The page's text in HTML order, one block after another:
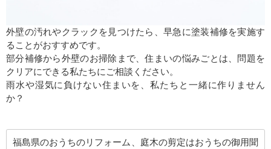
外壁の汚れやクラックを見つけたら、早急に塗装補修を実施す
ることがおすすめです。
部分補修から外壁のお掃除まで、住まいの悩みごとは、問題を
クリアにできる私たちにご相談ください。
雨水や湿気に負けない住まいを、私たちと一緒に作りません
か？
福島県のおうちのリフォーム、庭木の剪定はおうちの御用聞